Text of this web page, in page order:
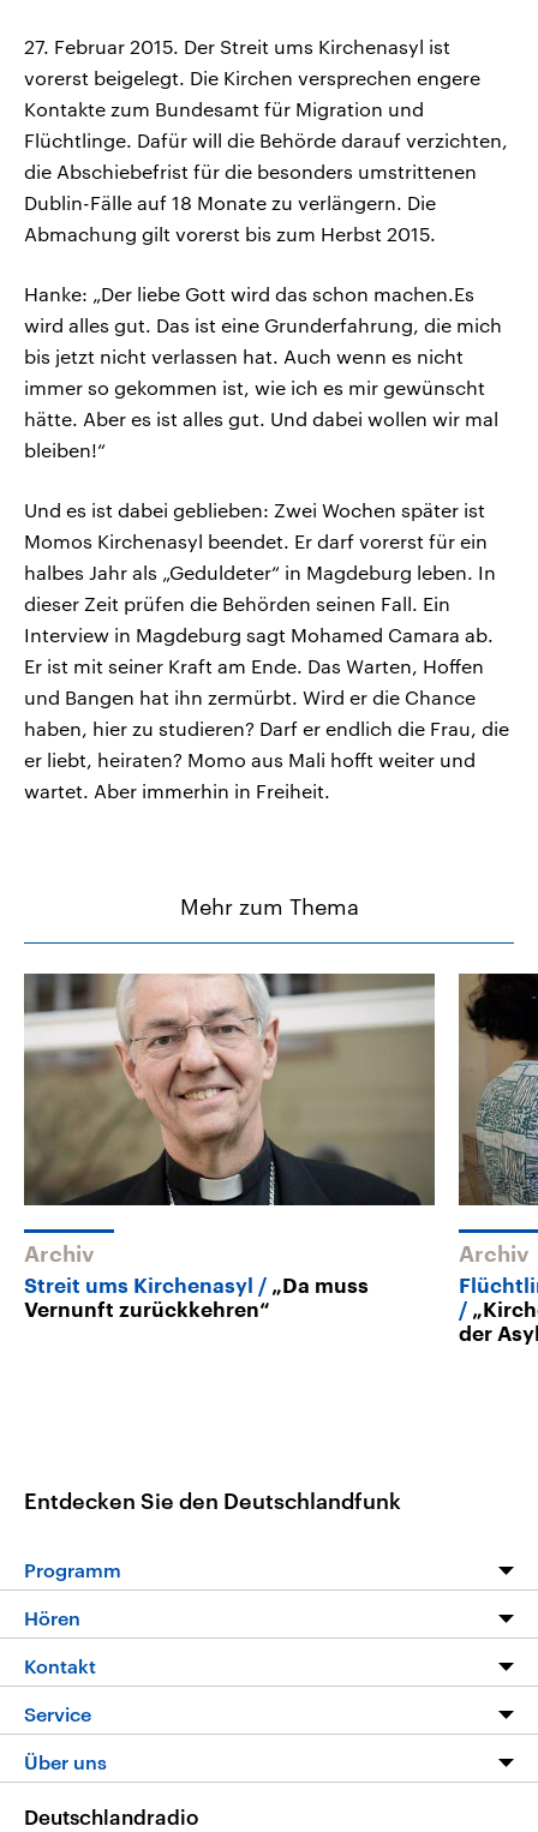
27. Februar 2015. Der Streit ums Kirchenasyl ist
vorerst beigelegt. Die Kirchen versprechen engere
Kontakte zum Bundesamt für Migration und
Flüchtlinge. Dafür will die Behörde darauf verzichten,
die Abschiebefrist für die besonders umstrittenen
Dublin-Fälle auf 18 Monate zu verlängern. Die
Abmachung gilt vorerst bis zum Herbst 2015.
Hanke: „Der liebe Gott wird das schon machen.Es
wird alles gut. Das ist eine Grunderfahrung, die mich
bis jetzt nicht verlassen hat. Auch wenn es nicht
immer so gekommen ist, wie ich es mir gewünscht
hätte. Aber es ist alles gut. Und dabei wollen wir mal
bleiben!“
Und es ist dabei geblieben: Zwei Wochen später ist
Momos Kirchenasyl beendet. Er darf vorerst für ein
halbes Jahr als „Geduldeter“ in Magdeburg leben. In
dieser Zeit prüfen die Behörden seinen Fall. Ein
Interview in Magdeburg sagt Mohamed Camara ab.
Er ist mit seiner Kraft am Ende. Das Warten, Hoffen
und Bangen hat ihn zermürbt. Wird er die Chance
haben, hier zu studieren? Darf er endlich die Frau, die
er liebt, heiraten? Momo aus Mali hofft weiter und
wartet. Aber immerhin in Freiheit.
Mehr zum Thema
Archiv
Streit ums Kirchenasyl
„Da muss
Vernunft zurückkehren“
Archiv
der
Entdecken Sie den Deutschlandfunk
Programm
Programm
Die Nachrichten
Nachrichtenleicht
Neue Beiträge auf dlf.de
Hören
Livestream
Podcasts
Deutschlandfunk App
Nachrichten App
Kontakt
Hörerservice
Service
FAQ
Über uns
Deutschlandradio